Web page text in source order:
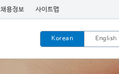
채용정보 사이트맵
Korean English